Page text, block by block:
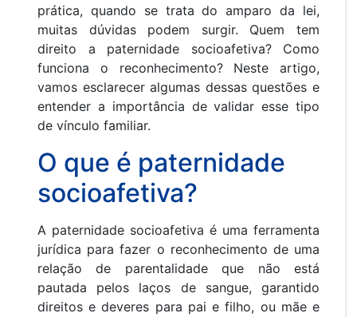
prática, quando se trata do amparo da lei,
muitas dúvidas podem surgir. Quem tem
direito a paternidade socioafetiva? Como
funciona o reconhecimento? Neste artigo,
vamos esclarecer algumas dessas questões e
entender a importância de validar esse tipo
de vínculo familiar.
O que é paternidade
socioafetiva?
A paternidade socioafetiva é uma ferramenta
jurídica para fazer o reconhecimento de uma
relação de parentalidade que não está
pautada pelos laços de sangue, garantido
direitos e deveres para pai e filho, ou mãe e